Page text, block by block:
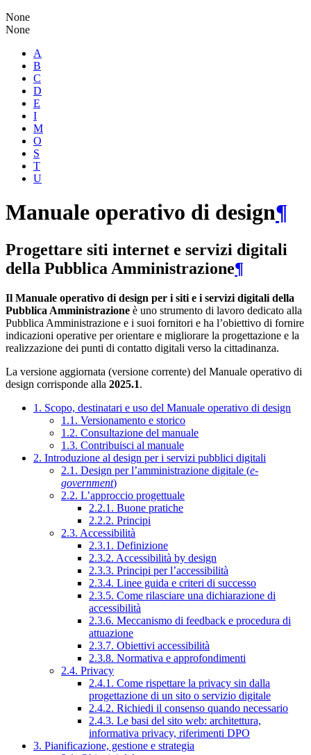
None
None
A
B
C
D
E
I
M
O
S
T
U
Manuale operativo di design¶
Progettare siti internet e servizi digitali
della Pubblica Amministrazione¶
Il Manuale operativo di design per i siti e i servizi digitali della
Pubblica Amministrazione è uno strumento di lavoro dedicato alla
Pubblica Amministrazione e i suoi fornitori e ha l’obiettivo di fornire
indicazioni operative per orientare e migliorare la progettazione e la
realizzazione dei punti di contatto digitali verso la cittadinanza.
La versione aggiornata (versione corrente) del Manuale operativo di
design corrisponde alla 2025.1.
1. Scopo, destinatari e uso del Manuale operativo di design
1.1. Versionamento e storico
1.2. Consultazione del manuale
1.3. Contribuisci al manuale
2. Introduzione al design per i servizi pubblici digitali
2.1. Design per l’amministrazione digitale (e-
government)
2.2. L’approccio progettuale
2.2.1. Buone pratiche
2.2.2. Principi
2.3. Accessibilità
2.3.1. Definizione
2.3.2. Accessibilità by design
2.3.3. Principi per l’accessibilità
2.3.4. Linee guida e criteri di successo
2.3.5. Come rilasciare una dichiarazione di
accessibilità
2.3.6. Meccanismo di feedback e procedura di
attuazione
2.3.7. Obiettivi accessibilità
2.3.8. Normativa e approfondimenti
2.4. Privacy
2.4.1. Come rispettare la privacy sin dalla
progettazione di un sito o servizio digitale
2.4.2. Richiedi il consenso quando necessario
2.4.3. Le basi del sito web: architettura,
informativa privacy, riferimenti DPO
3. Pianificazione, gestione e strategia